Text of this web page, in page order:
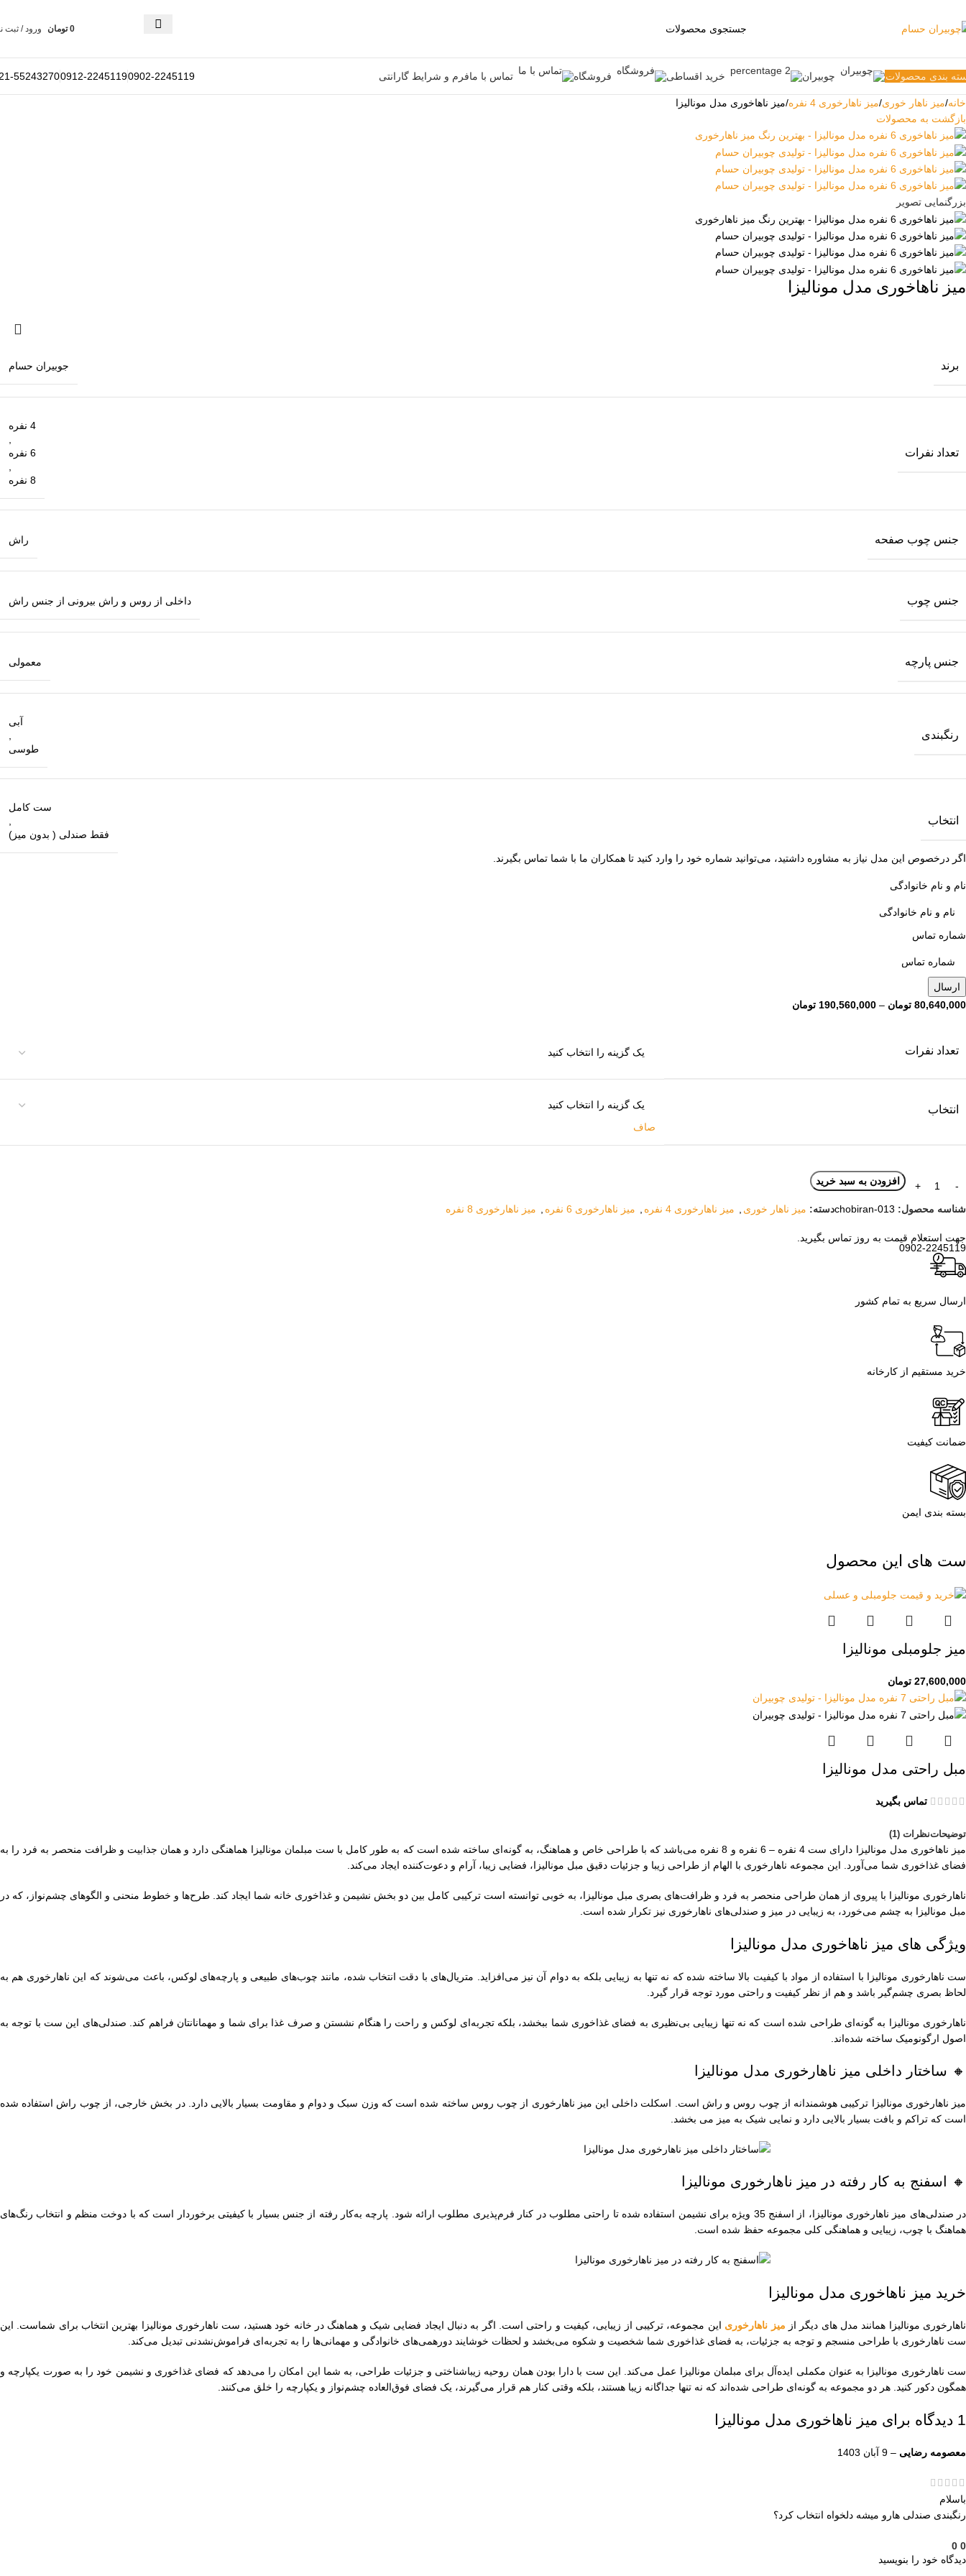
0 تومان ورود / ثبت
بندی محصولات چوبیران خرید اقساطی فروشگاه تماس با مافرم و شرایط گارانتی 0902-2245119
0912-2245119
55243270
خانه میز ناهار خوری میز ناهارخوری 4 نفره
میز ناهاخوری مدل مونالیزا
بازگشت به محصولات
بزرگنمایی تصویر
میز ناهاخوری مدل مونالیزا
برند جوبیران حسام
تعداد نفرات
4 نفره
6 نفره
8 نفره
جنس چوب صفحه راش
جنس چوب داخلی از روس و راش بیرونی از جنس راش
جنس پارچه معمولی
رنگبندی
آبی
طوسی
انتخاب
ست کامل
فقط صندلی ( بدون میز)
اگر درخصوص این مدل نیاز به مشاوره داشتید، می‌توانید شماره خود را وارد کنید تا همکاران ما با شما تماس بگیرند.
نام و نام خانوادگی
شماره تماس
80,640,000 تومان –
190,560,000 تومان
تعداد نفرات
انتخاب
صاف
افزودن به سبد خرید
شناسه محصول: chobiran-013دسته: میز ناهار خوری میز ناهارخوری 4 نفره میز ناهارخوری 6 نفره میز ناهارخوری 8 نفره
جهت استعلام قیمت به روز تماس بگیرید.
0902-2245119
ارسال سریع به تمام کشور
خرید مستقیم از کارخانه
ضمانت کیفیت
بسته بندی ایمن
ست های این محصول
میز جلومبلی مونالیزا
27,600,000 تومان
مبل راحتی مدل مونالیزا
تماس بگیرید
توضیحاتنظرات (1)
میز ناهاخوری مدل مونالیزا دارای ست 4 نفره – 6 نفره و 8 نفره می‌باشد که با طراحی خاص و هماهنگ، به گونه‌ای ساخته شده است که به طور کامل با ست مبلمان مونالیزا هماهنگی دارد و همان جذابیت و ظرافت منحصر به فرد را به
فضای غذاخوری شما می‌آورد. این مجموعه ناهارخوری با الهام از طراحی زیبا و جزئیات دقیق مبل مونالیزا، فضایی زیبا، آرام و دعوت‌کننده ایجاد می‌کند.
ناهارخوری مونالیزا با پیروی از همان طراحی منحصر به فرد و ظرافت‌های بصری مبل مونالیزا، به خوبی توانسته است ترکیبی کامل بین دو بخش نشیمن و غذاخوری خانه شما ایجاد کند. طرح‌ها و خطوط منحنی و الگوهای چشم‌نواز، که در
مبل مونالیزا به چشم می‌خورد، به زیبایی در میز و صندلی‌های ناهارخوری نیز تکرار شده است.
ویژگی های میز ناهاخوری مدل مونالیزا
ست ناهارخوری مونالیزا با استفاده از مواد با کیفیت بالا ساخته شده که نه تنها به زیبایی بلکه به دوام آن نیز می‌افزاید. متریال‌های با دقت انتخاب شده، مانند چوب‌های طبیعی و پارچه‌های لوکس، باعث می‌شوند که این ناهارخوری هم به
لحاظ بصری چشم‌گیر باشد و هم از نظر کیفیت و راحتی مورد توجه قرار گیرد.
ناهارخوری مونالیزا به گونه‌ای طراحی شده است که نه تنها زیبایی بی‌نظیری به فضای غذاخوری شما ببخشد، بلکه تجربه‌ای لوکس و راحت را هنگام نشستن و صرف غذا برای شما و مهمانانتان فراهم کند. صندلی‌های این ست با توجه به
اصول ارگونومیک ساخته شده‌اند.
🔸 ساختار داخلی میز ناهارخوری مدل مونالیزا
میز ناهارخوری مونالیزا ترکیبی هوشمندانه از چوب روس و راش است. اسکلت داخلی این میز ناهارخوری از چوب روس ساخته شده است که وزن سبک و دوام و مقاومت بسیار بالایی دارد. در بخش خارجی، از چوب راش استفاده شده
است که تراکم و بافت بسیار بالایی دارد و نمایی شیک به میز می بخشد.
🔸 اسفنج به کار رفته در میز ناهارخوری مونالیزا
در صندلی‌های میز ناهارخوری مونالیزا، از اسفنج 35 ویژه برای نشیمن استفاده شده تا راحتی مطلوب در کنار فرم‌پذیری مطلوب ارائه شود. پارچه به‌کار رفته از جنس بسیار با کیفیتی برخوردار است که با دوخت منظم و انتخاب رنگ‌های
هماهنگ با چوب، زیبایی و هماهنگی کلی مجموعه حفظ شده است.
خرید میز ناهاخوری مدل مونالیزا
ناهارخوری مونالیزا همانند مدل های دیگر از میز ناهارخوری این مجموعه، ترکیبی از زیبایی، کیفیت و راحتی است. اگر به دنبال ایجاد فضایی شیک و هماهنگ در خانه خود هستید، ست ناهارخوری مونالیزا بهترین انتخاب برای شماست. این
ست ناهارخوری با طراحی منسجم و توجه به جزئیات، به فضای غذاخوری شما شخصیت و شکوه می‌بخشد و لحظات خوشایند دورهمی‌های خانوادگی و مهمانی‌ها را به تجربه‌ای فراموش‌نشدنی تبدیل می‌کند.
ست ناهارخوری مونالیزا به عنوان مکملی ایده‌آل برای مبلمان مونالیزا عمل می‌کند. این ست با دارا بودن همان روحیه زیباشناختی و جزئیات طراحی، به شما این امکان را می‌دهد که فضای غذاخوری و نشیمن خود را به صورت یکپارچه و
همگون دکور کنید. هر دو مجموعه به گونه‌ای طراحی شده‌اند که نه تنها جداگانه زیبا هستند، بلکه وقتی کنار هم قرار می‌گیرند، یک فضای فوق‌العاده چشم‌نواز و یکپارچه را خلق می‌کنند.
1 دیدگاه برای میز ناهاخوری مدل مونالیزا
معصومه رضایی – 9 آبان 1403
باسلام
رنگبندی صندلی هارو میشه دلخواه انتخاب کرد؟
0
0
دیدگاه خود را بنویسید